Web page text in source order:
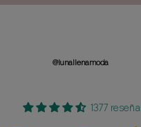
@lunallenamoda
1377